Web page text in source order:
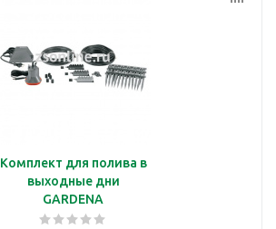
Комплект для полива в
выходные дни
GARDENA